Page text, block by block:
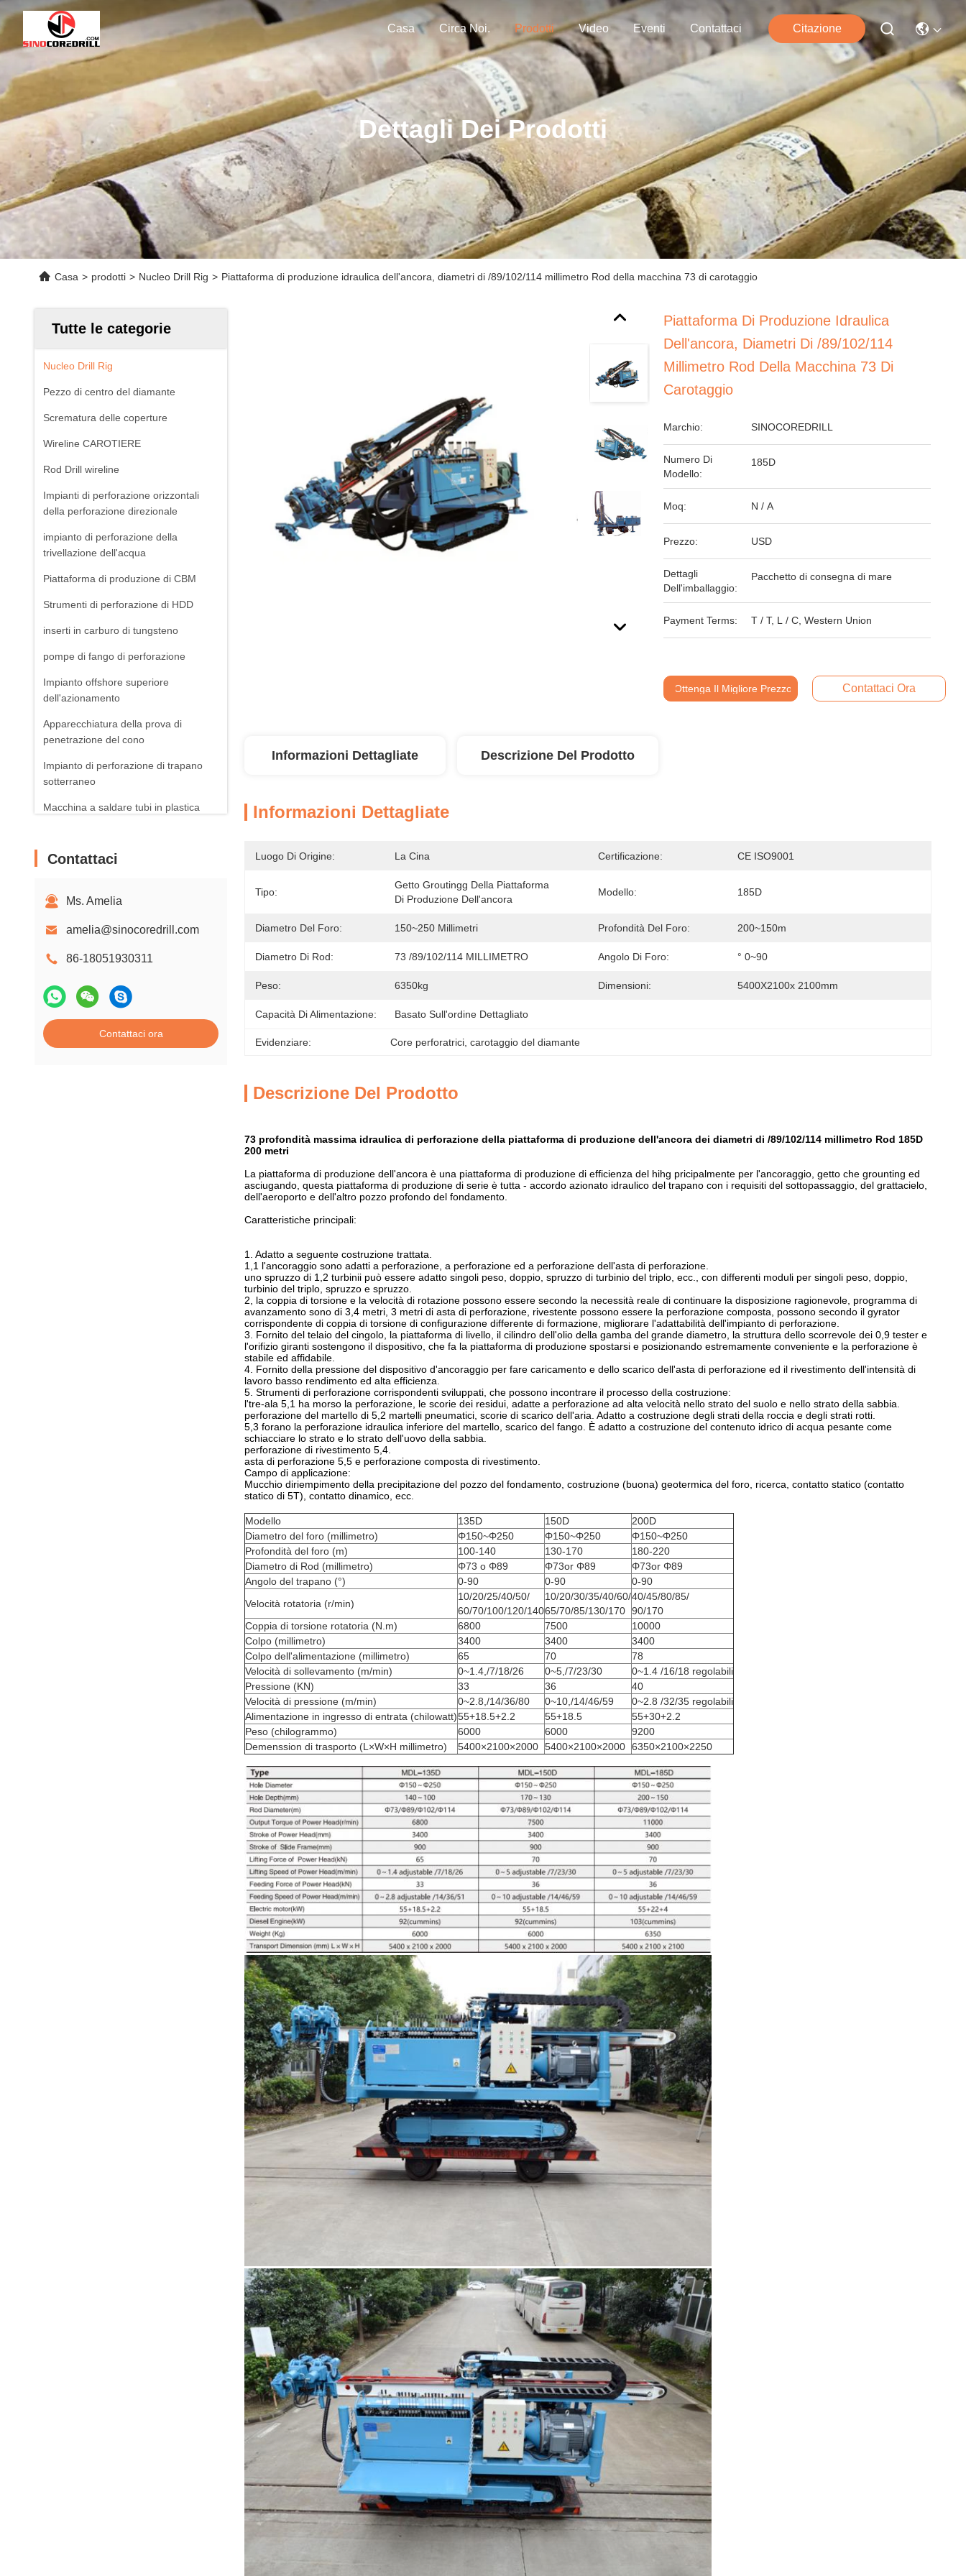
Casa Circa Noi. Prodotti Video Eventi Contattaci Citazione
Dettagli Dei Prodotti
Casa > prodotti > Nucleo Drill Rig > Piattaforma di produzione idraulica dell'ancora, diametri di /89/102/114 millimetro Rod della macchina 73 di carotaggio
Tutte le categorie
Nucleo Drill Rig
Pezzo di centro del diamante
Scrematura delle coperture
Wireline CAROTIERE
Rod Drill wireline
Impianti di perforazione orizzontali
della perforazione direzionale
impianto di perforazione della
trivellazione dell'acqua
Piattaforma di produzione di CBM
Strumenti di perforazione di HDD
inserti in carburo di tungsteno
pompe di fango di perforazione
Impianto offshore superiore
dell'azionamento
Apparecchiatura della prova di
penetrazione del cono
Impianto di perforazione di trapano
sotterraneo
Macchina a saldare tubi in plastica
Aeratori rotatori
Contattaci
Ms. Amelia
amelia@sinocoredrill.com
86-18051930311
Contattaci ora
Piattaforma Di Produzione Idraulica
Dell'ancora, Diametri Di /89/102/114
Millimetro Rod Della Macchina 73 Di
Carotaggio
Marchio: SINOCOREDRILL
Numero Di
Modello:
185D
Moq: N / A
Prezzo: USD
Dettagli
Dell'imballaggio:
Pacchetto di consegna di mare
Payment Terms: T / T, L / C, Western Union
Ottenga Il Migliore Prezzo Contattaci Ora
Informazioni Dettagliate Descrizione Del Prodotto
Informazioni Dettagliate
Luogo Di Origine: La Cina Certificazione: CE ISO9001
Tipo:
Getto Groutingg Della Piattaforma
Di Produzione Dell'ancora
Modello: 185D
Diametro Del Foro: 150~250 Millimetri Profondità Del Foro: 200~150m
Diametro Di Rod: 73 /89/102/114 MILLIMETRO Angolo Di Foro: ° 0~90
Peso: 6350kg Dimensioni: 5400X2100x 2100mm
Capacità Di Alimentazione: Basato Sull'ordine Dettagliato
Evidenziare: Core perforatrici , carotaggio del diamante
Descrizione Del Prodotto
73 profondità massima idraulica di perforazione della piattaforma di produzione dell'ancora dei diametri di /89/102/114 millimetro Rod 185D
200 metri
La piattaforma di produzione dell'ancora è una piattaforma di produzione di efficienza del hihg pricipalmente per l'ancoraggio, getto che grounting ed
asciugando, questa piattaforma di produzione di serie è tutta - accordo azionato idraulico del trapano con i requisiti del sottopassaggio, del grattacielo,
dell'aeroporto e dell'altro pozzo profondo del fondamento.
Caratteristiche principali:
1. Adatto a seguente costruzione trattata.
1,1 l'ancoraggio sono adatti a perforazione, a perforazione ed a perforazione dell'asta di perforazione.
uno spruzzo di 1,2 turbinii può essere adatto singoli peso, doppio, spruzzo di turbinio del triplo, ecc., con differenti moduli per singoli peso, doppio,
turbinio del triplo, spruzzo e spruzzo.
2, la coppia di torsione e la velocità di rotazione possono essere secondo la necessità reale di continuare la disposizione ragionevole, programma di
avanzamento sono di 3,4 metri, 3 metri di asta di perforazione, rivestente possono essere la perforazione composta, possono secondo il gyrator
corrispondente di coppia di torsione di configurazione differente di formazione, migliorare l'adattabilità dell'impianto di perforazione.
3. Fornito del telaio del cingolo, la piattaforma di livello, il cilindro dell'olio della gamba del grande diametro, la struttura dello scorrevole dei 0,9 tester e
l'orifizio giranti sostengono il dispositivo, che fa la piattaforma di produzione spostarsi e posizionando estremamente conveniente e la perforazione è
stabile ed affidabile.
4. Fornito della pressione del dispositivo d'ancoraggio per fare caricamento e dello scarico dell'asta di perforazione ed il rivestimento dell'intensità di
lavoro basso rendimento ed alta efficienza.
5. Strumenti di perforazione corrispondenti sviluppati, che possono incontrare il processo della costruzione:
l'tre-ala 5,1 ha morso la perforazione, le scorie dei residui, adatte a perforazione ad alta velocità nello strato del suolo e nello strato della sabbia.
perforazione del martello di 5,2 martelli pneumatici, scorie di scarico dell'aria. Adatto a costruzione degli strati della roccia e degli strati rotti.
5,3 forano la perforazione idraulica inferiore del martello, scarico del fango. È adatto a costruzione del contenuto idrico di acqua pesante come
schiacciare lo strato e lo strato dell'uovo della sabbia.
perforazione di rivestimento 5,4.
asta di perforazione 5,5 e perforazione composta di rivestimento.
Campo di applicazione:
Mucchio diriempimento della precipitazione del pozzo del fondamento, costruzione (buona) geotermica del foro, ricerca, contatto statico (contatto
statico di 5T), contatto dinamico, ecc.
Modello 135D 150D
200D
Diametro del foro (millimetro)
Φ150~Φ250 Φ150~Φ250
Φ150~Φ250
Profondità del foro (m)
100-140 130-170
180-220
Diametro di Rod (millimetro)
Φ73 o Φ89 Φ73or Φ89
Φ73or Φ89
Angolo del trapano (°)
0-90 0-90
0-90
Velocità rotatoria (r/min)
10/20/25/40/50/
60/70/100/120/140
10/20/30/35/40/60/
65/70/85/130/170
40/45/80/85/
90/170
Coppia di torsione rotatoria (N.m)
6800 7500
10000
Colpo (millimetro)
3400 3400
3400
Colpo dell'alimentazione (millimetro)
65 70
78
Velocità di sollevamento (m/min)
0~1.4,/7/18/26 0~5,/7/23/30
0~1.4 /16/18 regolabili
Pressione (KN)
33 36
40
Velocità di pressione (m/min)
0~2.8,/14/36/80 0~10,/14/46/59
0~2.8 /32/35 regolabili
Alimentazione in ingresso di entrata (chilowatt)55+18.5+2.2 55+18.5
55+30+2.2
Peso (chilogrammo)
6000 6000
9200
Demenssion di trasporto (L×W×H millimetro)
5400×2100×2000 5400×2100×2000 6350×2100×2250